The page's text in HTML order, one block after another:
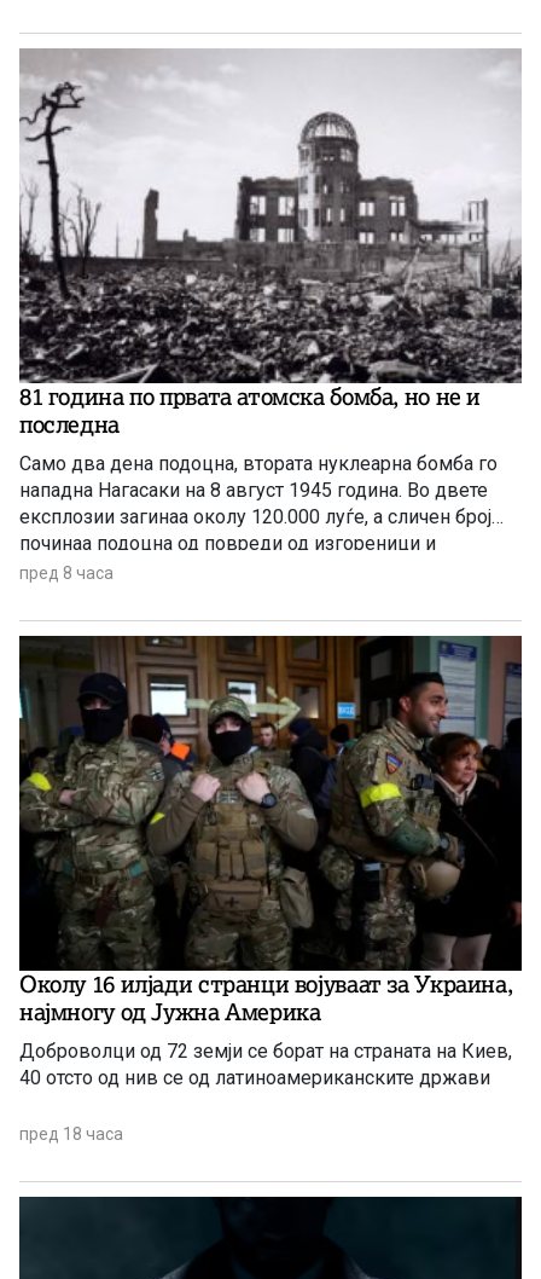
81 година по првата атомска бомба, но не и
последна
Само два дена подоцна, втората нуклеарна бомба го
нападна Нагасаки на 8 август 1945 година. Во двете
експлозии загинаа околу 120.000 луѓе, а сличен број
починаа подоцна од повреди од изгореници и
радијација, а зад себе оставија 650.000 преживеани
пред 8 часа
Околу 16 илјади странци војуваат за Украина,
најмногу од Јужна Америка
Доброволци од 72 земји се борат на страната на Киев,
40 отсто од нив се од латиноамериканските држави
пред 18 часа